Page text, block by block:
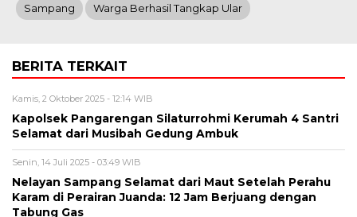
Sampang Warga Berhasil Tangkap Ular
BERITA TERKAIT
Kamis, 2 Oktober 2025 - 12:14 WIB
Kapolsek Pangarengan Silaturrohmi Kerumah 4 Santri
Selamat dari Musibah Gedung Ambuk
Senin, 14 Juli 2025 - 03:49 WIB
Nelayan Sampang Selamat dari Maut Setelah Perahu
Karam di Perairan Juanda: 12 Jam Berjuang dengan
Tabung Gas